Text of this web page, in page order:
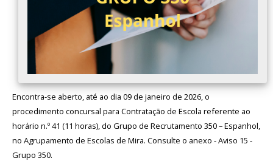
Encontra-se aberto, até ao dia 09 de janeiro de 2026, o
procedimento concursal para Contratação de Escola referente ao
horário n.º 41 (11 horas), do Grupo de Recrutamento 350 – Espanhol,
no Agrupamento de Escolas de Mira. Consulte o anexo - Aviso 15 -
Grupo 350.